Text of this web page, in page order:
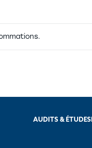
AUDITS & ÉTUDES